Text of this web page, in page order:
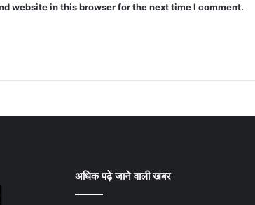
website in this browser for the next time I comment.
अधिक पढ़े जाने वाली खबर